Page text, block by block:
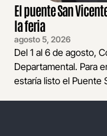
El puente San
la feria
agosto 5, 2026
Del 1 al 6 de agosto,
Departamental. Para
estaría listo el Puente